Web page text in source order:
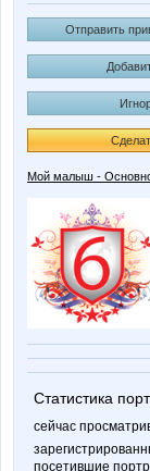
Отправить
Мой малыш -
Статистика
сейчас
посетившие